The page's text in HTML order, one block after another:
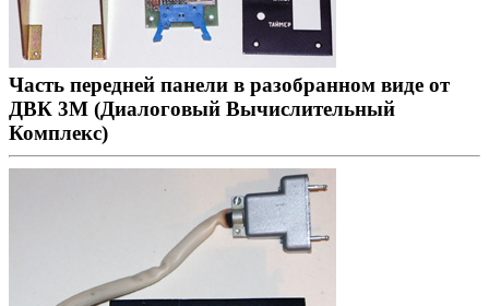
Часть передней панели в разобранном виде от
ДВК 3М (Диалоговый Вычислительный
Комплекс)